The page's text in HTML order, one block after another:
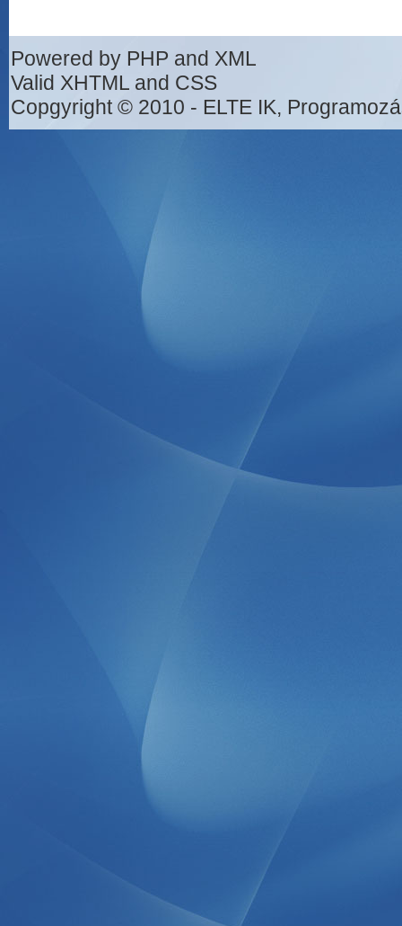
Powered by PHP and XML
Valid XHTML and CSS
Copgyright © 2010 - ELTE IK,